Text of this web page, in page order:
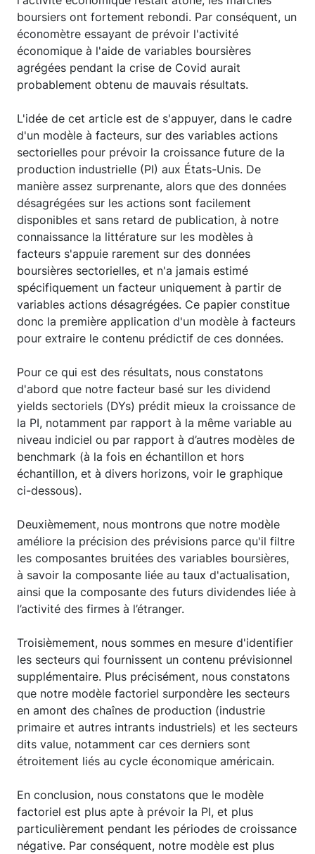
boursiers ont fortement rebondi. Par conséquent, un
économètre essayant de prévoir l'activité
économique à l'aide de variables boursières
agrégées pendant la crise de Covid aurait
probablement obtenu de mauvais résultats.
L'idée de cet article est de s'appuyer, dans le cadre
d'un modèle à facteurs, sur des variables actions
sectorielles pour prévoir la croissance future de la
production industrielle (PI) aux États-Unis. De
manière assez surprenante, alors que des données
désagrégées sur les actions sont facilement
disponibles et sans retard de publication, à notre
connaissance la littérature sur les modèles à
facteurs s'appuie rarement sur des données
boursières sectorielles, et n'a jamais estimé
spécifiquement un facteur uniquement à partir de
variables actions désagrégées. Ce papier constitue
donc la première application d'un modèle à facteurs
pour extraire le contenu prédictif de ces données.
Pour ce qui est des résultats, nous constatons
d'abord que notre facteur basé sur les dividend
yields sectoriels (DYs) prédit mieux la croissance de
la PI, notamment par rapport à la même variable au
niveau indiciel ou par rapport à d’autres modèles de
benchmark (à la fois en échantillon et hors
échantillon, et à divers horizons, voir le graphique
ci-dessous).
Deuxièmement, nous montrons que notre modèle
améliore la précision des prévisions parce qu'il filtre
les composantes bruitées des variables boursières,
à savoir la composante liée au taux d'actualisation,
ainsi que la composante des futurs dividendes liée à
l’activité des firmes à l’étranger.
Troisièmement, nous sommes en mesure d'identifier
les secteurs qui fournissent un contenu prévisionnel
supplémentaire. Plus précisément, nous constatons
que notre modèle factoriel surpondère les secteurs
en amont des chaînes de production (industrie
primaire et autres intrants industriels) et les secteurs
dits value, notamment car ces derniers sont
étroitement liés au cycle économique américain.
En conclusion, nous constatons que le modèle
factoriel est plus apte à prévoir la PI, et plus
particulièrement pendant les périodes de croissance
négative. Par conséquent, notre modèle est plus